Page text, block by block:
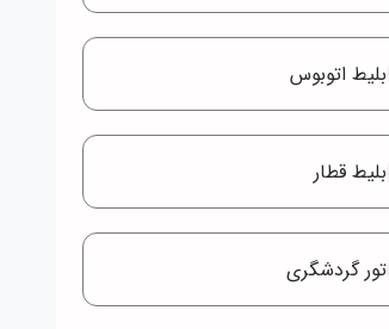
بلیط اتوبوس
بلیط قطار
تور گردشگری